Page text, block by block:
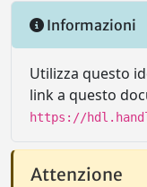
Informazioni
Utilizza questo
link a questo
https://
Attenzione